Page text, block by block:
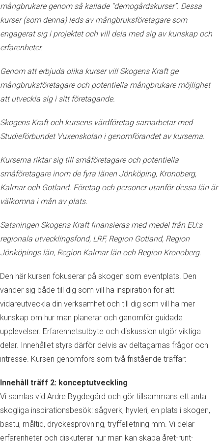
mångbrukare genom så kallade “demogårdskurser”. Dessa
kurser (som denna) leds av mångbruksföretagare som
engagerat sig i projektet och vill dela med sig av kunskap och
erfarenheter.
Genom att erbjuda olika kurser vill Skogens Kraft ge
mångbruksföretagare och potentiella mångbrukare möjlighet
att utveckla sig i sitt företagande.
Skogens Kraft och kursens värdföretag samarbetar med
Studieförbundet Vuxenskolan i genomförandet av kurserna.
Kurserna riktar sig till småföretagare och potentiella
småföretagare inom de fyra länen Jönköping, Kronoberg,
Kalmar och Gotland. Företag och personer utanför dessa län är
välkomna i mån av plats.
Satsningen Skogens Kraft finansieras med medel från EU:s
regionala utvecklingsfond, LRF, Region Gotland, Region
Jönköpings län, Region Kalmar län och Region Kronoberg.
Den här kursen fokuserar på skogen som eventplats. Den
vänder sig både till dig som vill ha inspiration för att
vidareutveckla din verksamhet och till dig som vill ha mer
kunskap om hur man planerar och genomför guidade
upplevelser. Erfarenhetsutbyte och diskussion utgör viktiga
delar. Innehållet styrs därför delvis av deltagarnas frågor och
intresse. Kursen genomförs som två fristående träffar:
Innehåll träff 2: konceptutveckling
Vi samlas vid Ardre Bygdegård och gör tillsammans ett antal
skogliga inspirationsbesök: sågverk, hyvleri, en plats i skogen,
bastu, måltid, dryckesprovning, tryffelletning mm. Vi delar
erfarenheter och diskuterar hur man kan skapa året-runt-